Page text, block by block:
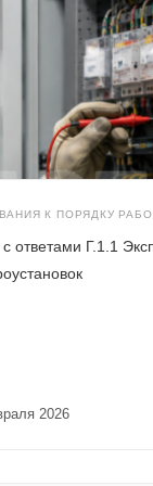
2026
ответами Г.1.1